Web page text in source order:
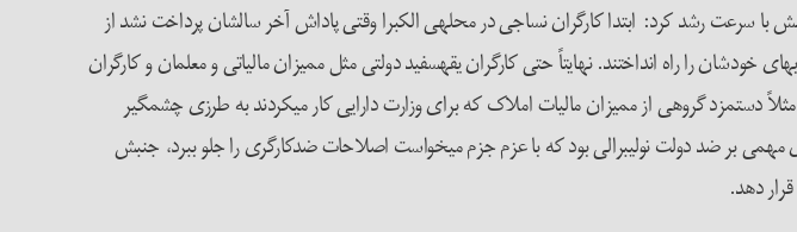
سرعت رشد کرد: ابتدا کارگران نساجی در محله­ی الکبرا وقتی پاداش آخر سال­شان پرداخت نشد از
را راه انداختند. نهایتاً حتی کارگران یقه­سفید دولتی مثل ممیزان مالیاتی و معلمان و کارگران
دستمزد گروهی از ممیزان مالیات املاک که برای وزارت دارایی کار می­کردند به طرزی چشمگیر
مهمی بر ضد دولت نولیبرالی بود که با عزم جزم می­خواست اصلاحات ضدکارگری را جلو ببرد، جنبش
دهد.